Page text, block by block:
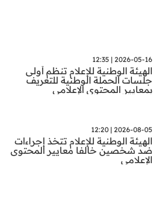
2026-05-16 | 12:35
الهيئة الوطنية للإعلام تنظم أولى
جلسات الحملة الوطنية للتعريف
بمعايير المحتوى الإعلامي
2026-08-05 | 12:20
الهيئة الوطنية للإعلام تتخذ إجراءات
ضد شخصين خالفا معايير المحتوى
الإعلامي